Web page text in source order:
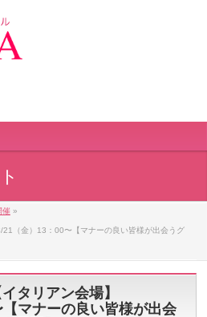
催 »
21（金）13：00〜【マナーの良い皆様が出会うグ
タリアン会場】
マナーの良い皆様が出会